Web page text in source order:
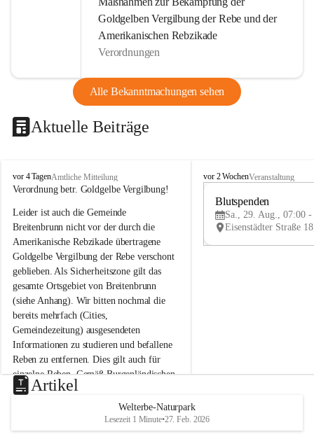
Goldgelben Vergilbung der Rebe und der
Amerikanischen Rebzikade
Verordnungen
Alle Bekanntmachungen sehen
Aktuelle Beiträge
B
r
i
t
e
n
b
r
u
n
n
a
m
N
e
u
s
d
vor 4 TagenAmtliche Mitteilung
Verordnung betr. Goldgelbe Vergilbung!
Leider ist auch die Gemeinde
Breitenbrunn nicht vor der durch die
Amerikanische Rebzikade übertragene
Goldgelbe Vergilbung der Rebe verschont
geblieben. Als Sicherheitszone gilt das
gesamte Ortsgebiet von Breitenbrunn
(siehe Anhang). Wir bitten nochmal die
bereits mehrfach (Cities,
Gemeindezeitung) ausgesendeten
Informationen zu studieren und befallene
Reben zu entfernen. Dies gilt auch für
einzelne Reben. Gemäß Burgenländischen
Weinbaugesetz sind nicht gepflegte oder
unzulässige Weingärten zu roden! Bitte
helfen wir zusammen um unsere Winzer
vor den prognostizierten Ernteausfällen
B
e
u
e
d
vor 2 WochenVeranstaltung
Blutspenden
Sa., 29. Aug., 07:00 -
Artikel
Welterbe-Naturpark
Lesezeit 1 Minute•27. Feb. 2026